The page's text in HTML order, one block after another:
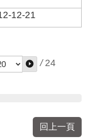
12-21
/ 24
回上一頁